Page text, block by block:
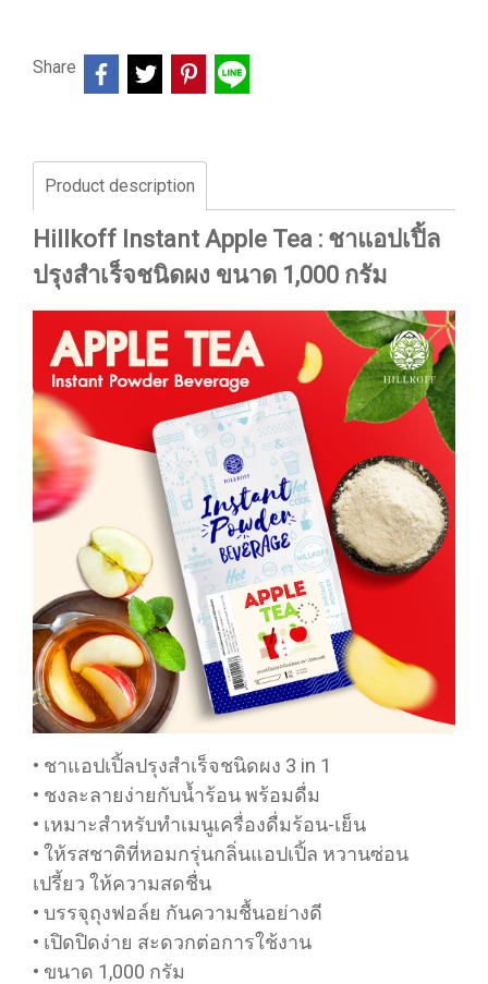
Share
Product description
Hillkoff Instant Apple Tea : ชาแอปเปิ้ล
ปรุงสำเร็จชนิดผง ขนาด 1,000 กรัม
• ชาแอปเปิ้ลปรุงสำเร็จชนิดผง 3 in 1
• ชงละลายง่ายกับน้ำร้อน พร้อมดื่ม
• เหมาะสำหรับทำเมนูเครื่องดื่มร้อน-เย็น
• ให้รสชาติที่หอมกรุ่นกลิ่นแอปเปิ้ล หวานซ่อน
เปรี้ยว ให้ความสดชื่น
• บรรจุถุงฟอล์ย กันความชื้นอย่างดี
• เปิดปิดง่าย สะดวกต่อการใช้งาน
• ขนาด 1,000 กรัม